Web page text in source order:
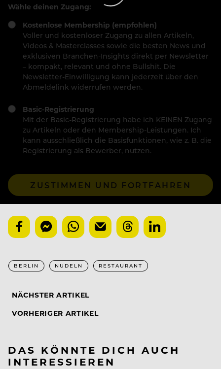
Wähle deinen Zugang:
Kostenlose Membership (empfohlen)
Voller und kostenloser Zugang zu allen Artikeln,
Videos & Masterclasses sowie die besten News und
exklusiven Branchen-Insights direkt per Newsletter
– kompakt, relevant und ohne Bullshit. Die
Newsletter-Einwilligung kann jederzeit über den
Abmeldelink widerrufen werden.
Basic-Registrierung
Mit der Basic-Registrierung habe ich KEINEN Zugang
zu Artikeln oder den Membership-Leistungen. Ich
kann ausschließlich die Basisfunktionen, wie z. B. die
Registrierung als Bewerber, nutzen.
ZUSTIMMEN UND FORTFAHREN
BERLIN NUDELN RESTAURANT
NÄCHSTER ARTIKEL
VORHERIGER ARTIKEL
DAS KÖNNTE DICH AUCH
INTERESSIEREN